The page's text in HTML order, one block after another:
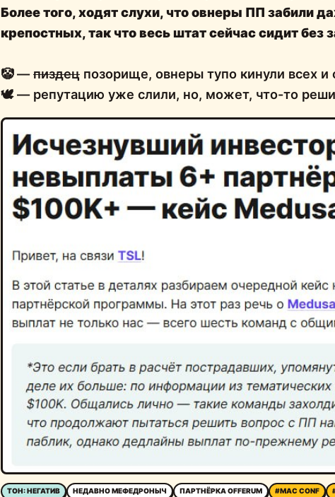
Более того, ходят слухи, что овнеры ПП забили
крепостных, так чтовесь штат сейчас сидит без
🤡 —пиздец позорище, овнеры тупо кинули всех и
🕊 — репутацию уже слили, но, может, что-то
ТОН: НЕГАТИВ НЕДАВНО МЕФЕДРОНЫЧ ПАРТНЁРКА OFFERUM #MAC CONF